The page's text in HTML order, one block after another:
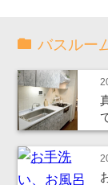
バスルー